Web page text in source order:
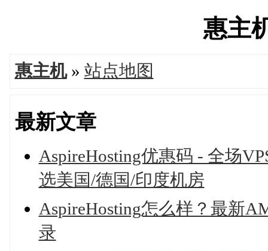
惠主
惠主机» 站点地图
最新文章
AspireHosting优惠码 - 全场
选美国/德国/印度机房
AspireHosting怎么样？最新
录